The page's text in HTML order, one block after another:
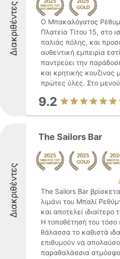
Διακριθέντες
Ο Μπακαλόγατος
Πλατεία Τίτου 15, στο
παλιάς πόλης, και
αυθεντική εμπειρία
παντρεύει την
και κρητικής κουζίνας
πρώτες ύλες. Στο
9.2
Διακριθέντες
The Sailors Bar
The Sailors Bar
λιμάνι του Μπαλί
και αποτελεί
Η τοποθέτησή του τόσο
θάλασσα το καθιστά
επιθυμούν να
παραθαλάσσια